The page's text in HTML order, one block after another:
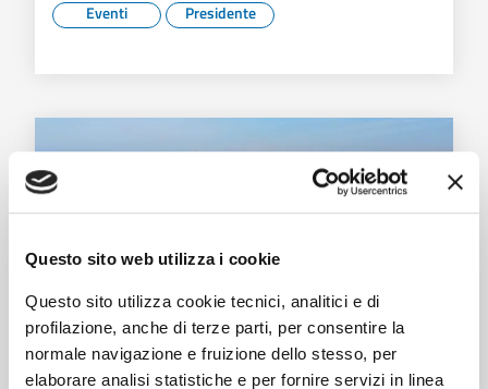
Questo sito web utilizza i cookie
Questo sito utilizza cookie tecnici, analitici e di
profilazione, anche di terze parti, per consentire la
normale navigazione e fruizione dello stesso, per
elaborare analisi statistiche e per fornire servizi in linea
Eventi Presidente